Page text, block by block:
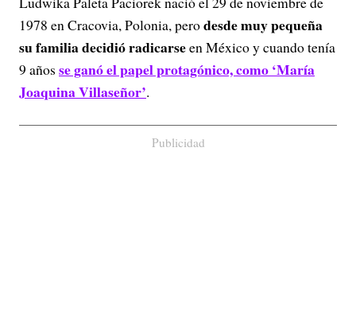
1978 en Cracovia, Polonia, perodesde muy pequeña
su familia decidió radicarseen México y cuando tenía
9 años se ganó el papel protagónico, como ‘María
Joaquina Villaseñor’.
Publicidad